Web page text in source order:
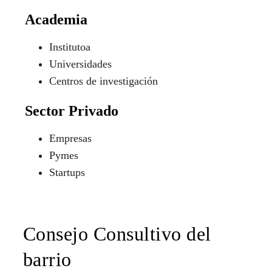
Academia
Institutoa
Universidades
Centros de investigación
Sector Privado
Empresas
Pymes
Startups
Consejo Consultivo del
barrio